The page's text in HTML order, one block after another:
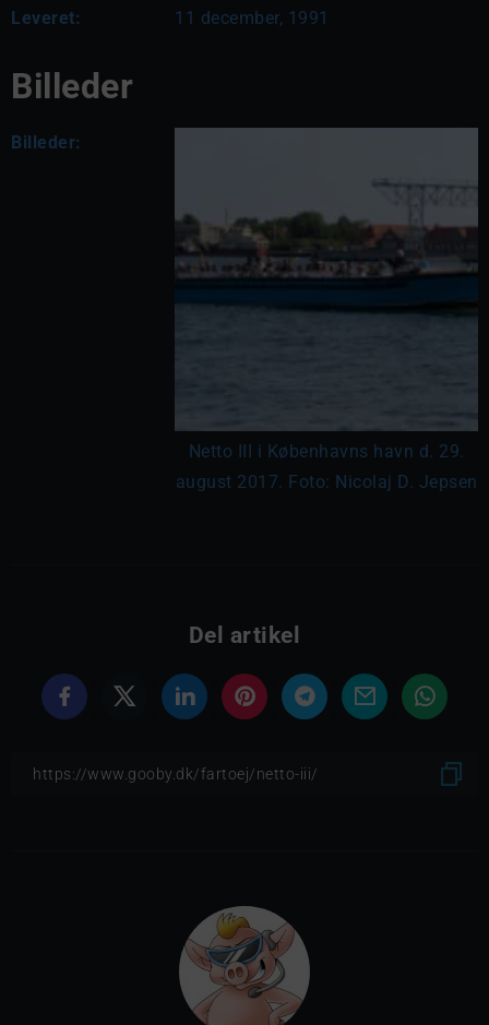
Leveret: 11 december, 1991
Billeder
Billeder:
Netto III i Københavns havn d. 29.
august 2017. Foto: Nicolaj D. Jepsen
Del artikel